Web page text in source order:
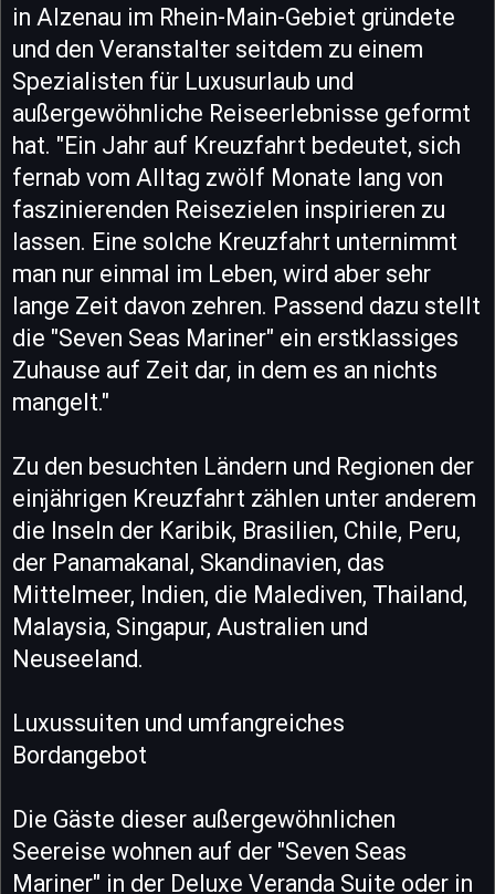
in Alzenau im Rhein-Main-Gebiet gründete
und den Veranstalter seitdem zu einem
Spezialisten für Luxusurlaub und
außergewöhnliche Reiseerlebnisse geformt
hat. "Ein Jahr auf Kreuzfahrt bedeutet, sich
fernab vom Alltag zwölf Monate lang von
faszinierenden Reisezielen inspirieren zu
lassen. Eine solche Kreuzfahrt unternimmt
man nur einmal im Leben, wird aber sehr
lange Zeit davon zehren. Passend dazu stellt
die "Seven Seas Mariner" ein erstklassiges
Zuhause auf Zeit dar, in dem es an nichts
mangelt."
Zu den besuchten Ländern und Regionen der
einjährigen Kreuzfahrt zählen unter anderem
die Inseln der Karibik, Brasilien, Chile, Peru,
der Panamakanal, Skandinavien, das
Mittelmeer, Indien, die Malediven, Thailand,
Malaysia, Singapur, Australien und
Neuseeland.
Luxussuiten und umfangreiches
Bordangebot
Die Gäste dieser außergewöhnlichen
Seereise wohnen auf der "Seven Seas
Mariner" in der Deluxe Veranda Suite oder in